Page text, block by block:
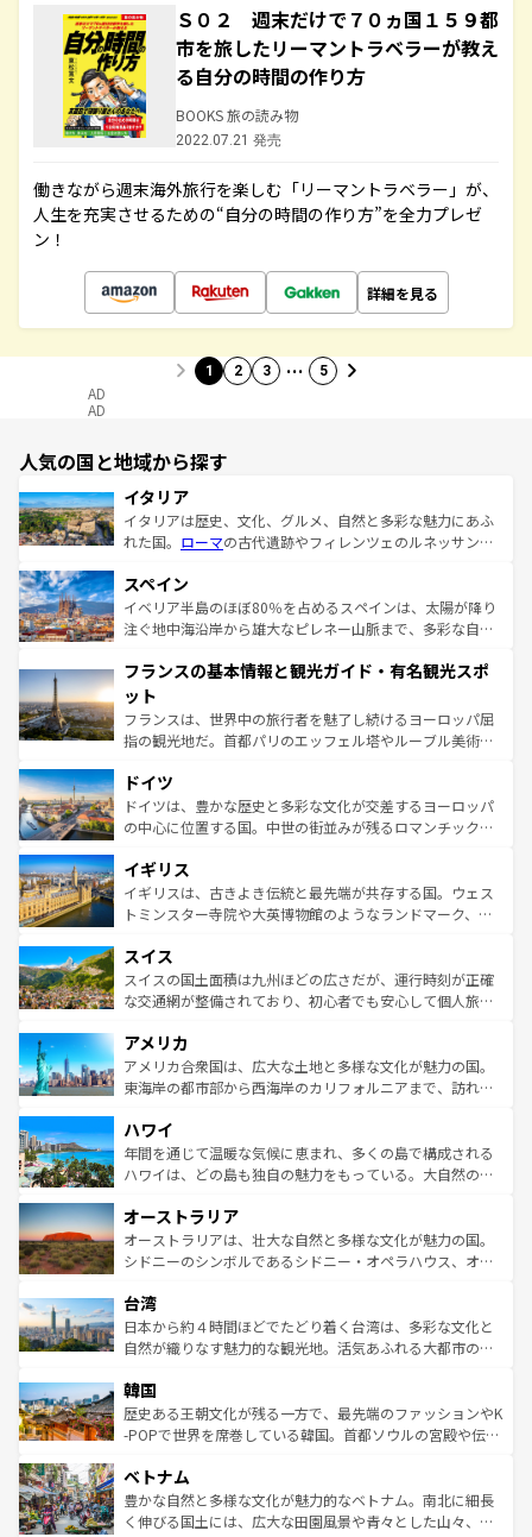
Ｓ０２ 週末だけで７０ヵ国１５９都
市を旅したリーマントラベラーが教え
る自分の時間の作り方
BOOKS 旅の読み物
2022.07.21 発売
働きながら週末海外旅行を楽しむ「リーマントラベラー」が、
人生を充実させるための“自分の時間の作り方”を全力プレゼ
ン！
詳細を見る
1 2 3 … 5
AD
AD
人気の国と地域から探す
イタリア
イタリアは歴史、文化、グルメ、自然と多彩な魅力にあふ
れた国。 ローマの古代遺跡やフィレンツェのルネッサンス
ろん、トスカーナの美しい田園風景やアマルフィ海岸の絶
景など、自然景観も見逃せない。観光の合間には、本場の
ピザやパスタなど、絶品のイタリア料理を堪能することも
ませてくれるイタリアで、忘れられない旅をしてみよう！
なお、新着のイタリア情報は
しい。
スペイン
イベリア半島のほぼ80％を占めるスペインは、太陽が降り
注ぐ地中海沿岸から雄大なピレネー山脈まで、多彩な自然
文化が根付くこの国では、情熱的なフラメンコ、熱気あふ
れる闘牛、そして美味しいタパスが生活の一部となってい
る。首都マドリードの洗練された雰囲気や、バルセロナの
アートに溢れた街角から、地方では古代ローマ遺跡や中世
せる。地方によって風土や気候が異なるスペインはその個
性で訪れる人を魅了する。 なお、新着のスペイン情報は コ
ンテンツ一覧を参照してほしい。
フランスの基本情報と観光ガイド・有名観光スポ
ット
フランスは、世界中の旅行者を魅了し続けるヨーロッパ屈
指の観光地だ。首都パリのエッフェル塔やルーブル美術館
で、幅広い魅力が詰まっている。華麗な宮殿、歴史的な大
聖堂、美しいビーチ、そして豊かな自然が、訪れる者を心
から魅了する。また、フランスは美食の国としても知ら
いる。シャンパンの発祥地であるランス、プロヴァンスの
香り高いラベンダー畑など、多彩な楽しみ方が可能だ。さ
らに、パリ以外の地域にも魅力が溢れており、どの街角に
れる地方に足を運ぶとそれぞれで全く異なる文化を体験で
きるだろう。 なお、新着のフランス情報はコンテンツ一覧
を参照してほしい。
ドイツ
ドイツは、豊かな歴史と多彩な文化が交差するヨーロッパ
の中心に位置する国。中世の街並みが残るロマンチック街
顔を持つこの国は、どこを歩いても飽きることがない。ベ
ルリンの文化的活気、バイエルン州のアルプスの絶景、そ
してライン川沿いのワイン畑といった風景は必見。ビール
は、お酒好きな人にはぜひ体験してほしい。 なお、新着の
ドイツ情報はコンテンツ一覧を参照してほしい。
イギリス
イギリスは、古きよき伝統と最先端が共存する国。ウェス
トミンスター寺院や大英博物館のようなランドマーク、歴
リアごとに異なる魅力がある。また、優雅なアフタヌーン
ティー、ビール好きにはたまらない英国パブ、サッカー観
戦など、本場だからこそできる体験も豊富。イギリスを旅
ンツ一覧を参照してほしい。
スイス
スイスの国土面積は九州ほどの広さだが、運行時刻が正確
な交通網が整備されており、初心者でも安心して個人旅行
の建物がそのまま残る町や、スイスならではのユニークな
博物館もあり、アルプス観光だけでなく町歩きも満喫する
ことができる。国民の所得が高いため物価も高いが、旅行
ば市内交通費無料で観光を楽しむこともできる。 なお、新
着のスイス情報はコンテンツ一覧 を参照してほしい。
アメリカ
アメリカ合衆国は、広大な土地と多様な文化が魅力の国。
東海岸の都市部から西海岸のカリフォルニアまで、訪れる
のような巨大都市は、観光、ショッピング、エンターテイ
ンメントが詰まった刺激的なスポットだ。一方、アメリカ
西部には大自然が広がり、グランドキャニオンやイエロー
部のニューオーリンズでは、音楽と美食が融合した独特の
文化が魅力。旅行者はアメリカの各地域で異なる魅力を楽
しみながら、その多様性と豊かな歴史を感じることができ
ならではの贅沢な旅のスタイルだ。 なお、新着のアメリカ
情報はコンテンツ一覧を参照してほしい。
ハワイ
年間を通じて温暖な気候に恵まれ、多くの島で構成される
ハワイは、どの島も独自の魅力をもっている。大自然の神
ワイ島は見逃せない。また、定番の観光地といえばオアフ
島だが、静かな自然を求めるならマウイ島やカウアイ島が
おすすめ。エメラルドグリーンに輝く海をはじめ、豊かな
れるおもてなしの心で訪れる人々を迎えてくれるハワイの
人々、おいしいローカルフードやハワイアンミュージッ
ク、伝統的なフラダンスなど、すべてがハワイの魅力を彩
ワイを、存分に味わってほしい。 なお、新着のハワイ情報
はコンテンツ一覧を参照してほしい。
オーストラリア
オーストラリアは、壮大な自然と多様な文化が魅力の国。
シドニーのシンボルであるシドニー・オペラハウス、オー
リアリーフや大陸中央部にそびえるウルル（エアーズロッ
ク）、タスマニアの美しい原生林やケアンズの熱帯雨林な
ど、見どころがたくさん。また、カフェやワイン、オージ
いる。アクティビティも充実しており、サーフィンやダイ
ビング、ハイキングなど、アウトドア好きにはたまらな
い。オーストラリアの多彩な魅力を存分に味わいつくそ
参照してほしい。
台湾
日本から約４時間ほどでたどり着く台湾は、多彩な文化と
自然が織りなす魅力的な観光地。活気あふれる大都市の台
ン）、静ひつな山岳地帯である台湾東部など、都市の喧騒
と山間の静けさが共存しており、訪れる人に新しい発見と
驚きをもたらしてくれる。また、奥深い台湾の食文化も魅
容にもいいと評判のスイーツなど、バラエティ豊かな料理
が味わえる。 なお、新着の台湾情報は コンテンツ一覧を参
照してほしい。
韓国
歴史ある王朝文化が残る一方で、最先端のファッションやK
-POPで世界を席巻している韓国。首都ソウルの宮殿や伝統
き、地方に足を延ばせば四季折々の自然美を楽しむことが
できる。そして、キムチや焼肉、絶品のストリートフード
まで、さまざまな韓国料理が待っている。夜には、韓国な
ベトナム
豊かな自然と多様な文化が魅力的なベトナム。南北に細長
く伸びる国土には、広大な田園風景や青々とした山々、世